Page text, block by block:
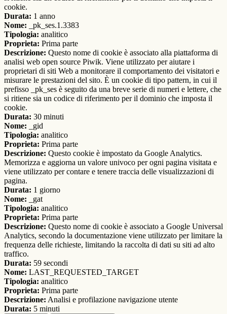
cookie.
Durata: 1 anno
Nome: _pk_ses.1.3383
Tipologia: analitico
Proprieta: Prima parte
Descrizione: Questo nome di cookie è associato alla piattaforma di
analisi web open source Piwik. Viene utilizzato per aiutare i
proprietari di siti Web a monitorare il comportamento dei visitatori e
misurare le prestazioni del sito. È un cookie di tipo pattern, in cui il
prefisso _pk_ses è seguito da una breve serie di numeri e lettere, che
si ritiene sia un codice di riferimento per il dominio che imposta il
cookie.
Durata: 30 minuti
Nome: _gid
Tipologia: analitico
Proprieta: Prima parte
Descrizione: Questo cookie è impostato da Google Analytics.
Memorizza e aggiorna un valore univoco per ogni pagina visitata e
viene utilizzato per contare e tenere traccia delle visualizzazioni di
pagina.
Durata: 1 giorno
Nome: _gat
Tipologia: analitico
Proprieta: Prima parte
Descrizione: Questo nome di cookie è associato a Google Universal
Analytics, secondo la documentazione viene utilizzato per limitare la
frequenza delle richieste, limitando la raccolta di dati su siti ad alto
traffico.
Durata: 59 secondi
Nome: LAST_REQUESTED_TARGET
Tipologia: analitico
Proprieta: Prima parte
Descrizione: Analisi e profilazione navigazione utente
Durata: 5 minuti